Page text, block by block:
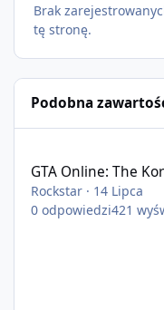
Brak
tę stronę.
Podobna
GTA Online: The
Rockstar · 14 Lipca
0 odpowiedzi421